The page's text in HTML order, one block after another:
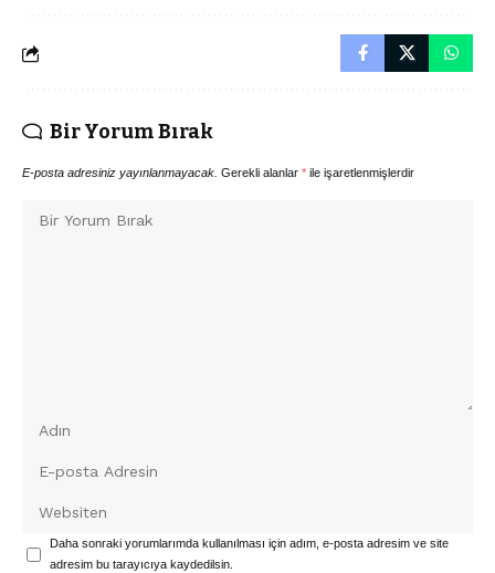
Bir Yorum Bırak
E-posta adresiniz yayınlanmayacak. Gerekli alanlar * ile işaretlenmişlerdir
Daha sonraki yorumlarımda kullanılması için adım, e-posta adresim ve site
adresim bu tarayıcıya kaydedilsin.